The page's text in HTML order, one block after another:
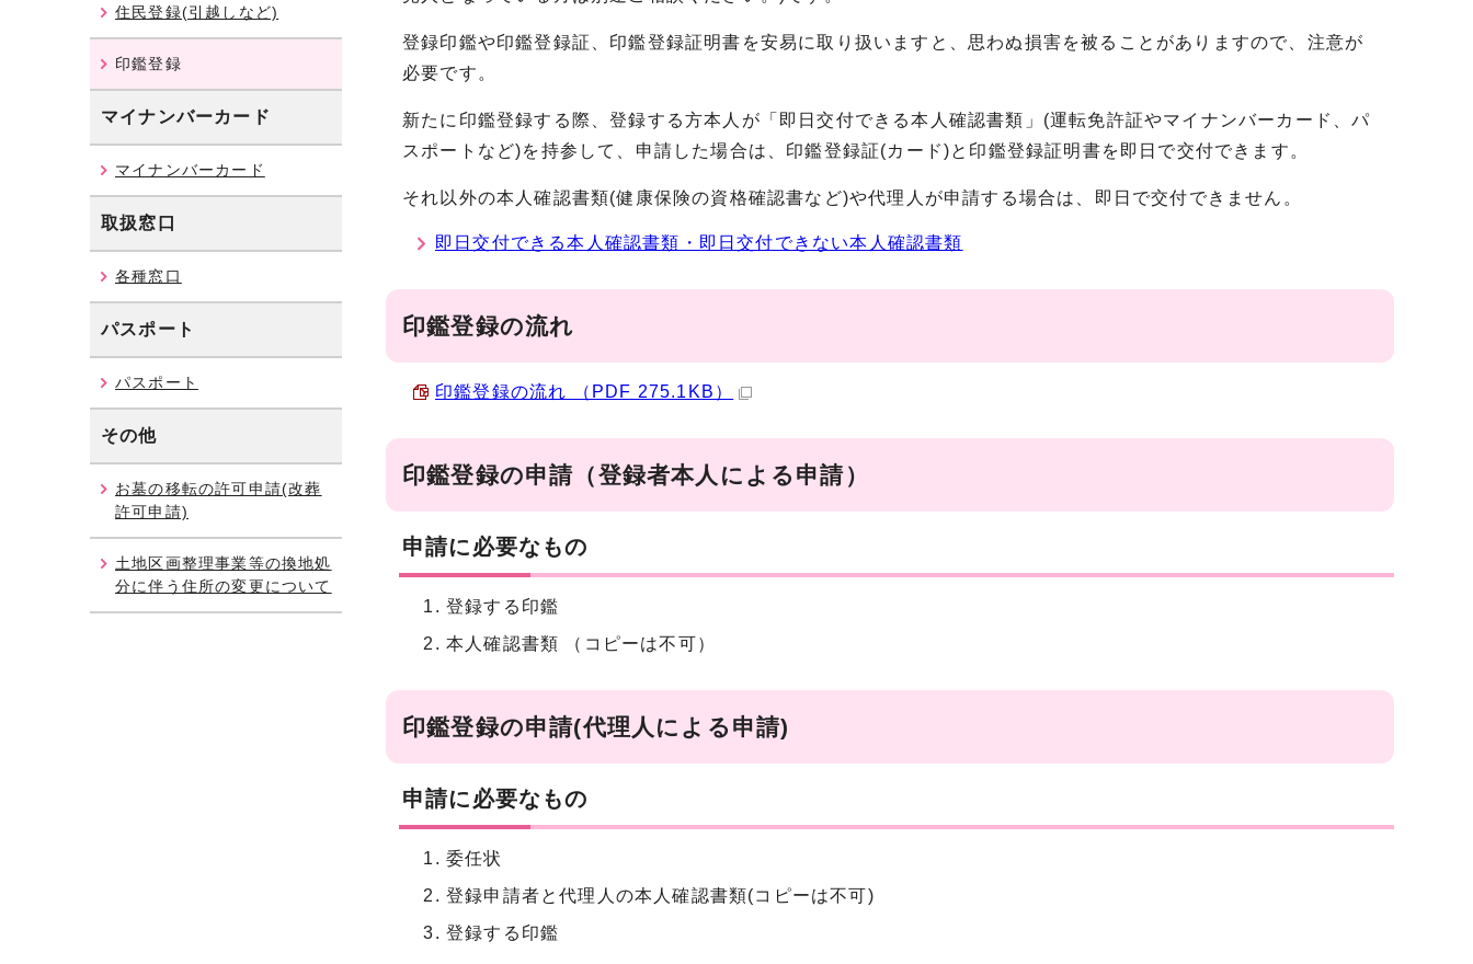
登録印鑑や印鑑登録証、印鑑登録証明書を安易に取り扱いますと、思わぬ損害を被ることがありますので、注意が
必要です。
新たに印鑑登録する際、登録する方本人が「即日交付できる本人確認書類」(運転免許証やマイナンバーカード、パ
スポートなど)を持参して、申請した場合は、印鑑登録証(カード)と印鑑登録証明書を即日で交付できます。
それ以外の本人確認書類(健康保険の資格確認書など)や代理人が申請する場合は、即日で交付できません。
即日交付できる本人確認書類・即日交付できない本人確認書類
印鑑登録の流れ
印鑑登録の流れ （PDF 275.1KB）
印鑑登録の申請（登録者本人による申請）
申請に必要なもの
登録する印鑑
本人確認書類 （コピーは不可）
印鑑登録の申請(代理人による申請)
申請に必要なもの
委任状
登録申請者と代理人の本人確認書類(コピーは不可)
登録する印鑑
住民登録(引越しなど)
印鑑登録
マイナンバーカード
マイナンバーカード
取扱窓口
各種窓口
パスポート
パスポート
その他
お墓の移転の許可申請(改葬
許可申請)
土地区画整理事業等の換地処
分に伴う住所の変更について